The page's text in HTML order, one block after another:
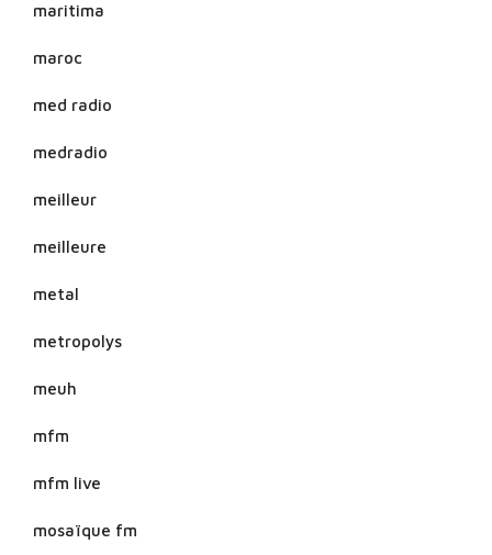
maritima
maroc
med radio
medradio
meilleur
meilleure
metal
metropolys
meuh
mfm
mfm live
mosaïque fm